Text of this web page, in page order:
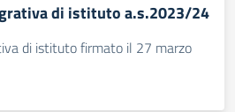
di istituto a.s.2023/24
di istituto firmato il 27 marzo